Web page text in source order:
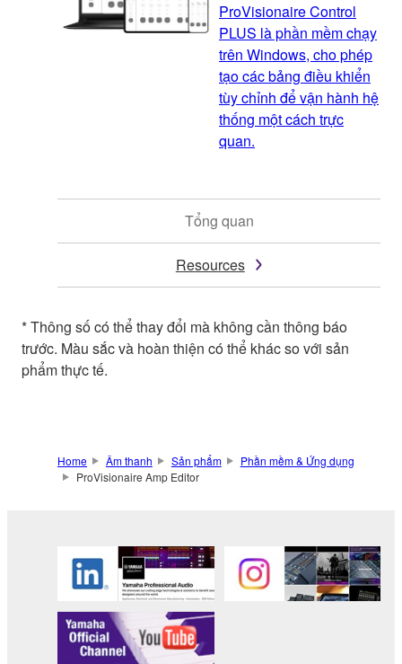
ProVisionaire Control
PLUS là phần mềm chạy
trên Windows, cho phép
tạo các bảng điều khiển
tùy chỉnh để vận hành hệ
thống một cách trực
quan.
Tổng quan
Resources
* Thông số có thể thay đổi mà không cần thông báo
trước. Màu sắc và hoàn thiện có thể khác so với sản
phẩm thực tế.
Home Âm thanh Sản phẩm
Phần mềm & Ứng dụng
ProVisionaire Amp Editor